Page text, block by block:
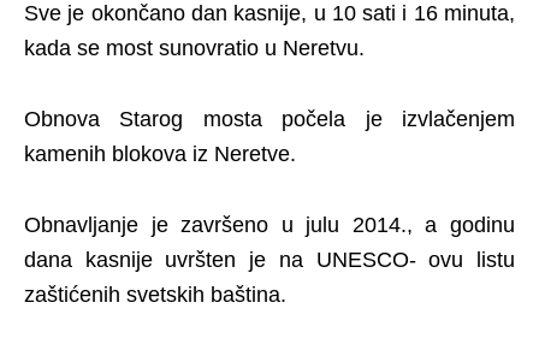
Sve je okončano dan kasnije, u 10 sati i 16 minuta,
kada se most sunovratio u Neretvu.
Obnova Starog mosta počela je izvlačenjem
kamenih blokova iz Neretve.
Obnavljanje je završeno u julu 2014., a godinu
dana kasnije uvršten je na UNESCO- ovu listu
zaštićenih svetskih baština.